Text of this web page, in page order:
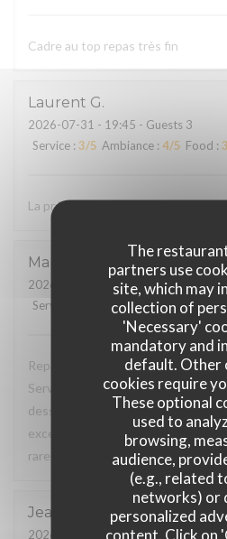
The
partners use
site, which may
collection of
'Necessary'
mandatory and
default. Other
cookies require
These optional
used to
browsing,
audience,
(e.g., related
networks) or
personalized
content. Click on
Cadre au top repas très fin
Laurent G
2026-07-31 - 19:45 - Guests 3
Service : 3/5 Ambiance : 4/5 Food : 3
La présentation dans les assiettes
Martine
2026-07-30
- 12:15 - Guests 6
Service
Ambiance:5/5 Food:
Repas du jour excellent, très bon
Service à l'assiette super bien
dessert. Déjeuner en terrasse très
excellent, à souligner serviettes
rare de nos jours pour un menu du
Jean Marc F
2026-07-31
- 20:15 - Guests 3